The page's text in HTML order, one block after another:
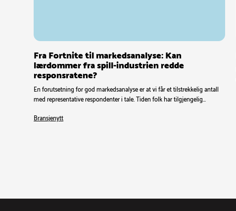
Fra Fortnite til markedsanalyse: Kan
lærdommer fra spill-industrien redde
responsratene?
En forutsetning for god markedsanalyse er at vi får et tilstrekkelig antall
med representative respondenter i tale. Tiden folk har tilgjengelig…
Bransjenytt